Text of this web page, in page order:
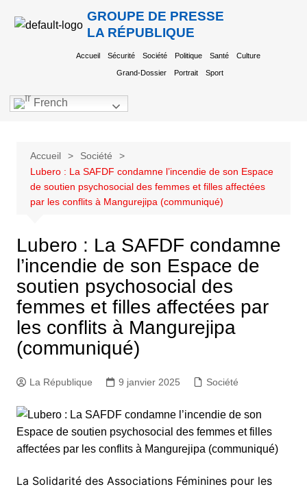
GROUPE DE PRESSE
LA RÉPUBLIQUE
Accueil Sécurité Société Politique Santé Culture
Grand-Dossier Portrait Sport
French
Accueil
Société
Lubero : La SAFDF condamne l’incendie de son Espace
de soutien psychosocial des femmes et filles affectées
par les conflits à Mangurejipa (communiqué)
Lubero : La SAFDF condamne
l’incendie de son Espace de
soutien psychosocial des
femmes et filles affectées par
les conflits à Mangurejipa
(communiqué)
La République 9 janvier 2025 Société
La Solidarité des Associations Féminines pour les